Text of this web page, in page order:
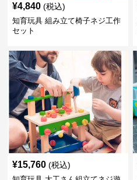
¥4,840 (税込)
知育玩具 組み立て椅子ネジ工作
セット
¥15,760 (税込)